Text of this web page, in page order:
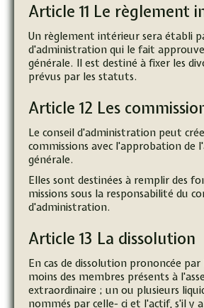
Article 11 Le règlement
Un règlement intérieur sera établi
d'administration qui le fait
générale. Il est destiné à fixer les
prévus par les statuts.
Article 12 Les
Le conseil d'administration peut
commissions avec l'approbation de
générale.
Elles sont destinées à remplir des
missions sous la responsabilité du
d'administration.
Article 13 La dissolution
En cas de dissolution prononcée par
moins des membres présents à
extraordinaire ; un ou plusieurs
nommés par celle- ci et l'actif, s'il y